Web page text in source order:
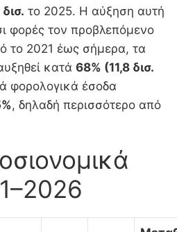
το 2025. Η αύξηση αυτή
φορές τον προβλεπόμενο
το 2021 έως σήμερα, τα
κατά 68% (11,8 δισ.
φορολογικά έσοδα
, δηλαδή περισσότερο από